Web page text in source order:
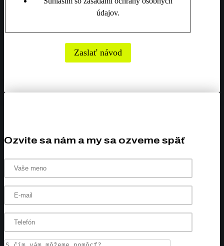
údajov.
Zaslať návod
Ozvite sa nám a my sa ozveme späť